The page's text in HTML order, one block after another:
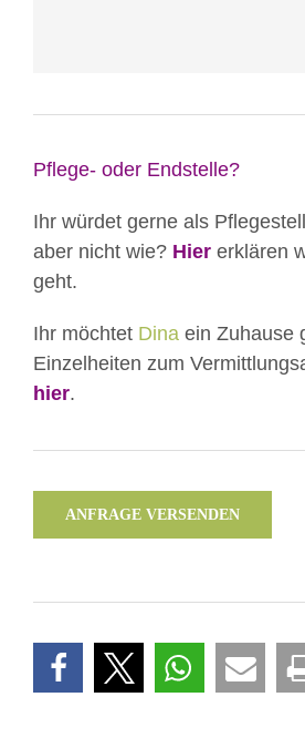
Pflege- oder Endstelle?
Ihr würdet gerne als
aber nicht wie? Hier erklären
geht.
Ihr möchtet Dina ein Zuhause
Einzelheiten zum
hier.
ANFRAGE VERSENDEN